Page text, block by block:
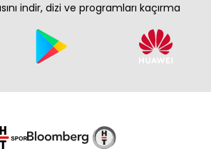
indir, dizi ve programları kaçırma